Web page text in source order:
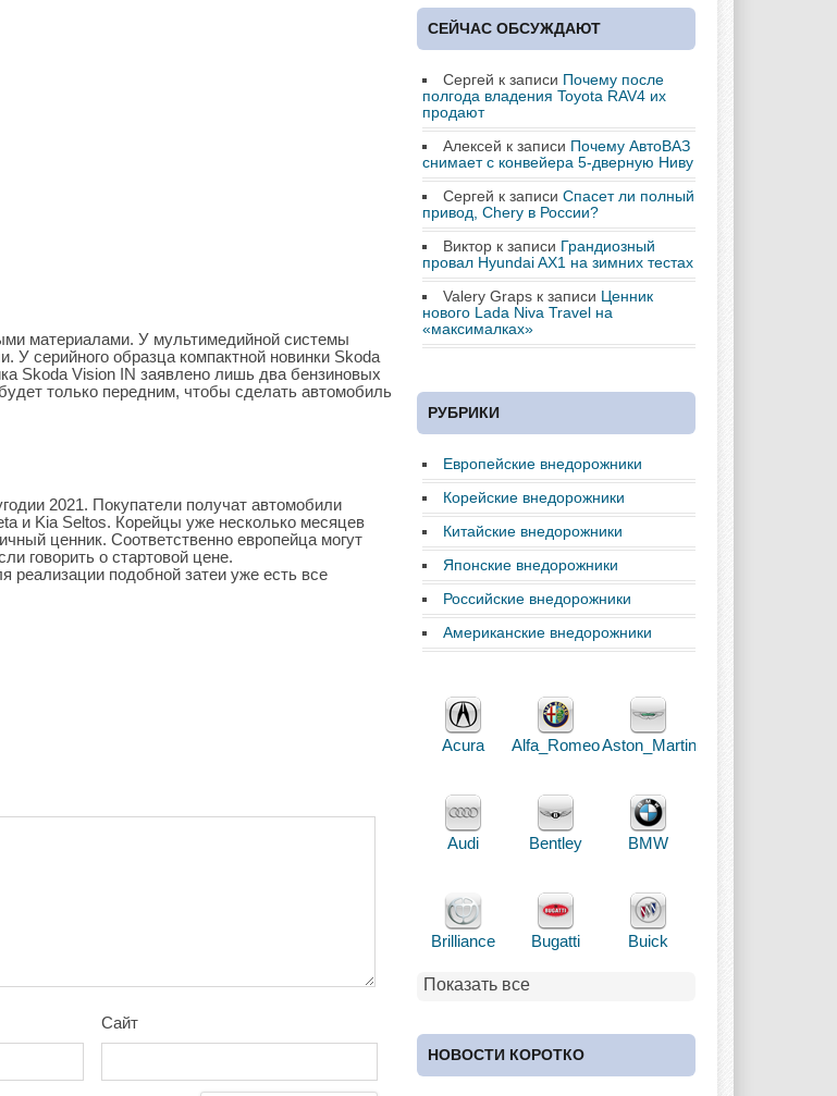
материалами. У мультимедийной системы
серийного образца компактной новинки Skoda
Skoda Vision IN заявлено лишь два бензиновых
только передним, чтобы сделать автомобиль
2021. Покупатели получат автомобили
и Kia Seltos. Корейцы уже несколько месяцев
ценник. Соответственно европейца могут
говорить о стартовой цене.
реализации подобной затеи уже есть все
Сайт
СЕЙЧАС ОБСУЖДАЮТ
Сергей к записи Почему после
полгода владения Toyota RAV4 их
продают
Алексей к записи Почему АвтоВАЗ
снимает с конвейера 5-дверную Ниву
Сергей к записи Спасет ли полный
привод, Chery в России?
Виктор к записи Грандиозный
провал Hyundai AX1 на зимних тестах
Valery Graps к записи Ценник
нового Lada Niva Travel на
«максималках»
РУБРИКИ
Европейские внедорожники
Корейские внедорожники
Китайские внедорожники
Японские внедорожники
Российские внедорожники
Американские внедорожники
Acura Alfa_RomeoAston_Martin
Audi Bentley BMW
Brilliance Bugatti Buick
Cadillac Chery Chevrolet
Показать все
НОВОСТИ КОРОТКО